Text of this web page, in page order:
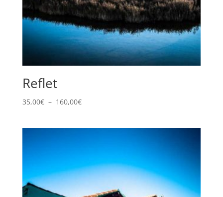
Reflet
35,00€ – 160,00€Plage